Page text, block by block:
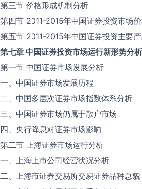
第三节 价格形成机制分析
第四节 2011-2015年中国证券投资市场
第五节 2011-2015年中国证券投资主要
第七章 中国证券投资市场运行新形势分析
第一节 中国证券市场发展分析
一、中国证券市场发展历程
二、中国多层次证券市场指数体系分析
三、中国证券市场仍属于散户市场
四、央行降息对证券市场影响
第二节 上海证券市场运行分析
一、上海上市公司经营状况分析
二、上海市证券交易所交易证券品种总貌